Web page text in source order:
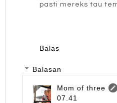
pasti mereks tau
Balas
Balasan
Mom of three
07.41